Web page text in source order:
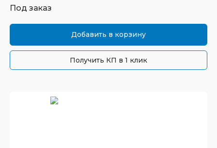
Под заказ
Добавить в корзину
Получить КП в 1 клик